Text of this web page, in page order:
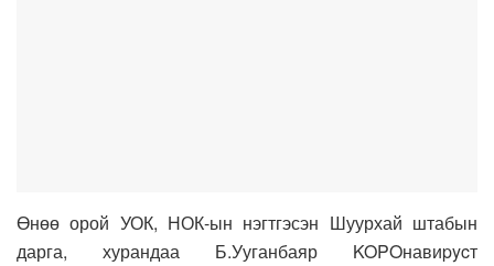
Өнөө орой УОК, НОК-ын нэгтгэсэн Шуурхай штабын
дарга, хурандаа Б.Ууганбаяр KOPOнавиpycт